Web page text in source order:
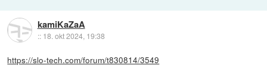
kamiKaZaA
:: 18. okt 2024, 19:38
https://slo-tech.com/forum/t830814/3549